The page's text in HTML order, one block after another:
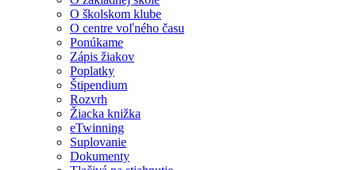
O školskom klube
O centre voľného času
Ponúkame
Zápis žiakov
Poplatky
Štipendium
Rozvrh
Žiacka knižka
eTwinning
Suplovanie
Dokumenty